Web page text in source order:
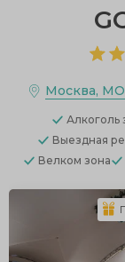
Москва, МО,
Алкоголь
Выездная
Велком зона